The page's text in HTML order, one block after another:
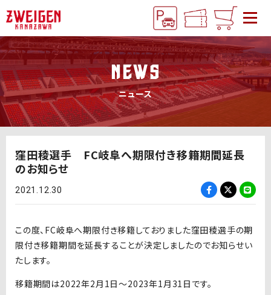
NEWS
ニュース
窪田稜選手 FC岐阜へ期限付き移籍期間延長
のお知らせ
2021.12.30
この度、FC岐阜へ期限付き移籍しておりました窪田稜選手の期
限付き移籍期間を延長することが決定しましたのでお知らせい
たします。
移籍期間は2022年2月1日～2023年1月31日です。